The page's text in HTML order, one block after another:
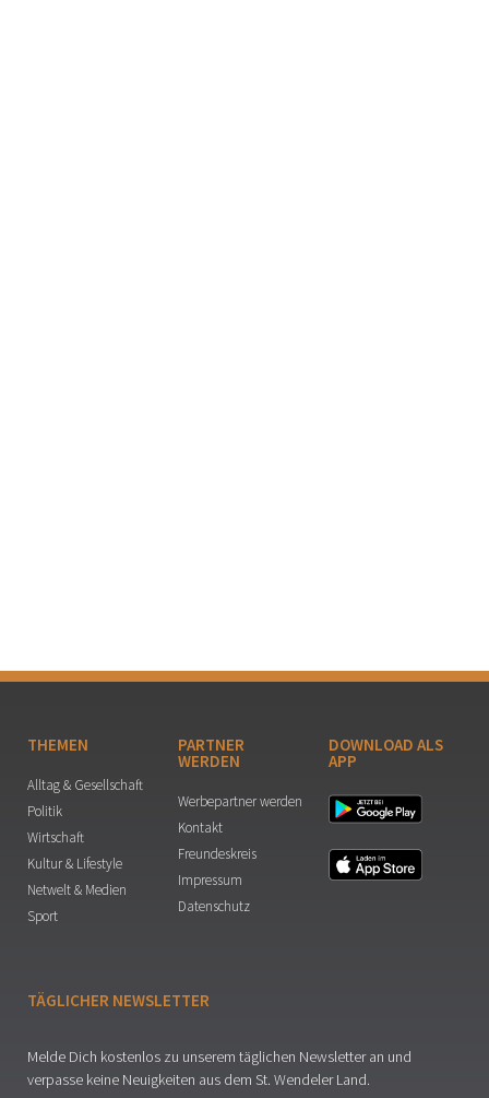
THEMEN
Alltag & Gesellschaft
Politik
Wirtschaft
Kultur & Lifestyle
Netwelt & Medien
Sport
PARTNER
WERDEN
Werbepartner werden
Kontakt
Freundeskreis
Impressum
Datenschutz
DOWNLOAD ALS
APP
TÄGLICHER NEWSLETTER
Melde Dich kostenlos zu unserem täglichen Newsletter an und
verpasse keine Neuigkeiten aus dem St. Wendeler Land.